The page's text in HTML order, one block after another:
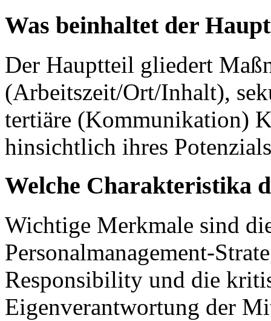
Was beinhaltet der
Der Hauptteil gliedert
(Arbeitszeit/Ort/Inhalt),
tertiäre (Kommunikation)
hinsichtlich ihres
Welche Charakteristika
Wichtige Merkmale sind
Personalmanagement-
Responsibility und die
Eigenverantwortung der